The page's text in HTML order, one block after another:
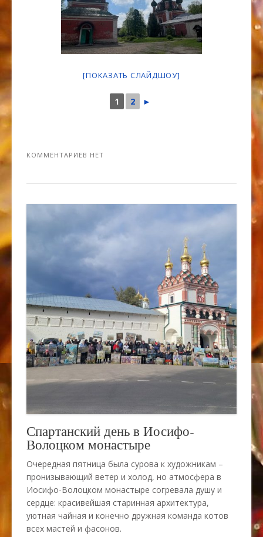
[ПОКАЗАТЬ СЛАЙДШОУ]
1 2 ►
КОММЕНТАРИЕВ НЕТ
Спартанский день в Иосифо-
Волоцком монастыре
Очередная пятница была сурова к художникам –
пронизывающий ветер и холод, но атмосфера в
Иосифо-Волоцком монастыре согревала душу и
сердце: красивейшая старинная архитектура,
уютная чайная и конечно дружная команда котов
всех мастей и фасонов.